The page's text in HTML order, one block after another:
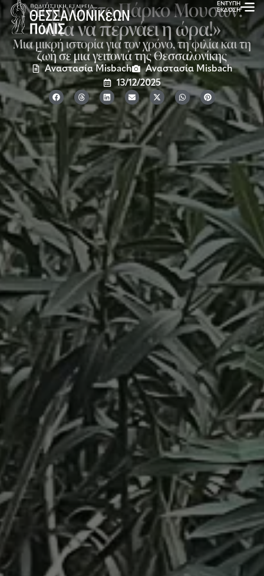
ΕΝΤΥΠΗ
ΕΚΔΟΣΗ
Ντόμινο στο Πάρκο Μουσών:
«Για να περνάει η ώρα!»
Μια μικρή ιστορία για τον χρόνο, τη φιλία και τη
ζωή σε μια γειτονιά της Θεσσαλονίκης
Αναστασία Misbach
Αναστασία Misbach
13/12/2025